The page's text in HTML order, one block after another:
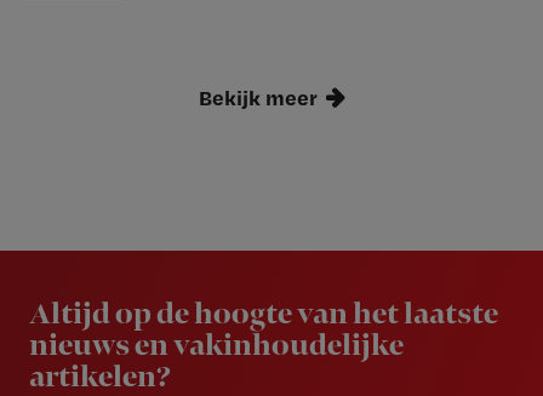
Bekijk meer
Altijd op de hoogte van het laatste
nieuws en vakinhoudelijke
artikelen?